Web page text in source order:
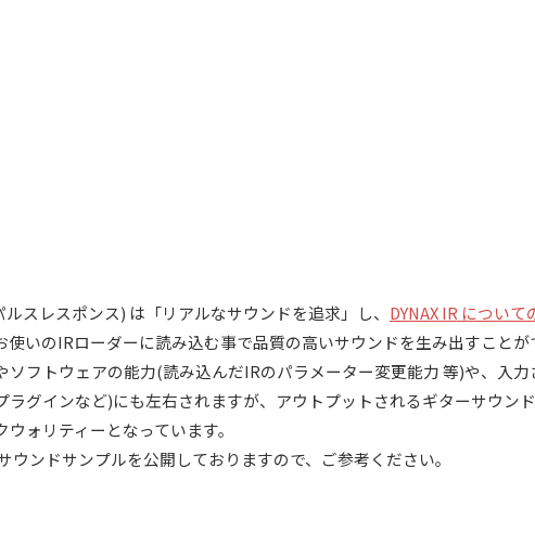
スレスポンス) は「リアルなサウンドを追求」し、 DYNAX IR につい
いのIRローダーに読み込む事で品質の高いサウンドを生み出すことが
フトウェアの能力(読み込んだIRのパラメーター変更能力 等)や、入
グインなど)にも左右されますが、アウトプットされるギターサウン
ォリティーとなっています。
ウンドサンプルを公開しておりますので、ご参考ください。